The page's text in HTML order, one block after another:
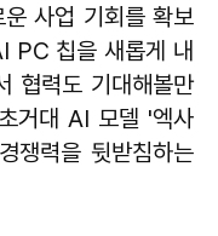
사업 기회를 확보
PC 칩을 새롭게 내
협력도 기대해볼만
거대 AI 모델 '엑사
쟁력을 뒷받침하는